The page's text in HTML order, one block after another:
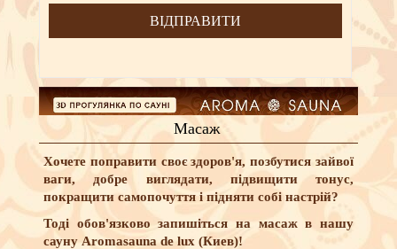
Масаж
Хочете поправити своє здоров'я, позбутися зайвої
ваги, добре виглядати, підвищити тонус,
покращити самопочуття і підняти собі настрій?
Тоді обов'язково запишіться на масаж в нашу
сауну Aromasauna de lux (Киев)!